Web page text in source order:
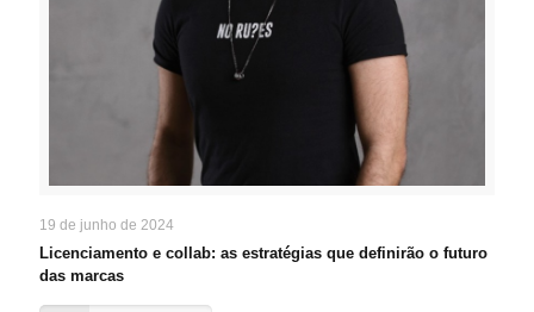
19 de junho de 2024
Licenciamento e collab: as estratégias que definirão o futuro
das marcas